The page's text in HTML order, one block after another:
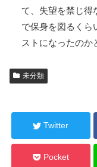
て、失望を禁じ得
で保身を図るくら
ストになったのか
未分類
Twitter
Pocket